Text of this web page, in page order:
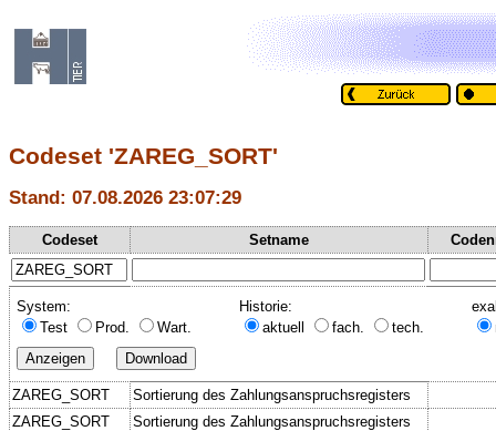
Codeset 'ZAREG_SORT'
Stand: 07.08.2026 23:07:29
Codeset Setname
System:
Test
Prod. Wart.
Historie:
aktuell
fach. tech.
ZAREG_SORT
Sortierung des Zahlungsanspruchsregisters
ZAREG_SORT
Sortierung des Zahlungsanspruchsregisters